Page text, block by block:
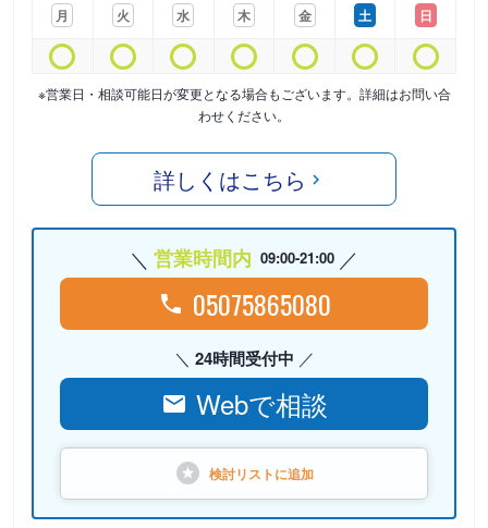
月
火
水
木
金
土
日
※営業日・相談可能日が変更となる場合もございます。詳細はお問い合
わせください。
詳しくはこちら
営業時間内 09:00-21:00
05075865080
24時間受付中
Webで相談
検討リストに追加